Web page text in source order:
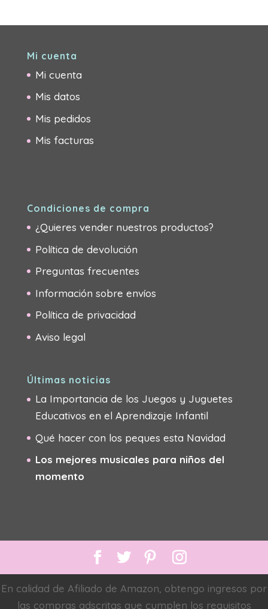
Mi cuenta
Mi cuenta
Mis datos
Mis pedidos
Mis facturas
Condiciones de compra
¿Quieres vender nuestros productos?
Política de devolución
Preguntas frecuentes
Información sobre envíos
Política de privacidad
Aviso legal
Últimas noticias
La Importancia de los Juegos y Juguetes
Educativos en el Aprendizaje Infantil
Qué hacer con los peques esta Navidad
Los mejores musicales para niños del
momento
En calidad de Afiliado de Amazon, obtengo ingresos por
las compras adscritas que cumplen los requisitos